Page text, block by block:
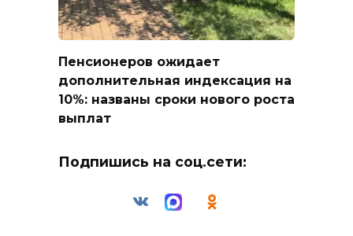
Пенсионеров ожидает
дополнительная индексация на
10%: названы сроки нового роста
выплат
Подпишись на соц.сети: